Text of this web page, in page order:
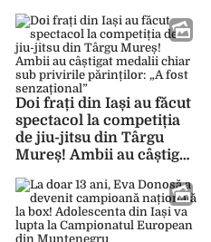
acasă cu medalii
Doi frați din Iași au făcut
spectacol la competiția
de jiu-jitsu din Târgu
Mureș! Ambii au câștigat
privirile părinților: „A
fost senzațional”